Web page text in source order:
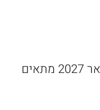
תאריך המסע : 5-15 לינואר 2027 מתאים